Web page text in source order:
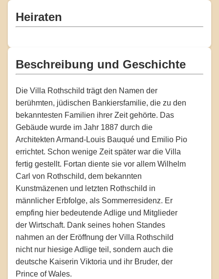
Heiraten
Beschreibung und Geschichte
Die Villa Rothschild trägt den Namen der
berühmten, jüdischen Bankiersfamilie, die zu den
bekanntesten Familien ihrer Zeit gehörte. Das
Gebäude wurde im Jahr 1887 durch die
Architekten Armand-Louis Bauqué und Emilio Pio
errichtet. Schon wenige Zeit später war die Villa
fertig gestellt. Fortan diente sie vor allem Wilhelm
Carl von Rothschild, dem bekannten
Kunstmäzenen und letzten Rothschild in
männlicher Erbfolge, als Sommerresidenz. Er
empfing hier bedeutende Adlige und Mitglieder
der Wirtschaft. Dank seines hohen Standes
nahmen an der Eröffnung der Villa Rothschild
nicht nur hiesige Adlige teil, sondern auch die
deutsche Kaiserin Viktoria und ihr Bruder, der
Prince of Wales.